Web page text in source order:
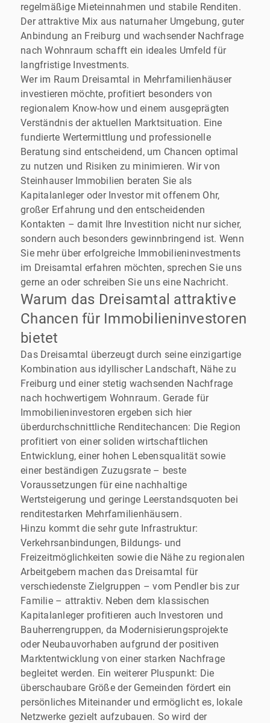
regelmäßige Mieteinnahmen und stabile Renditen.
Der attraktive Mix aus naturnaher Umgebung, guter
Anbindung an Freiburg und wachsender Nachfrage
nach Wohnraum schafft ein ideales Umfeld für
langfristige Investments.
Wer im Raum Dreisamtal in Mehrfamilienhäuser
investieren möchte, profitiert besonders von
regionalem Know-how und einem ausgeprägten
Verständnis der aktuellen Marktsituation. Eine
fundierte Wertermittlung und professionelle
Beratung sind entscheidend, um Chancen optimal
zu nutzen und Risiken zu minimieren. Wir von
Steinhauser Immobilien beraten Sie als
Kapitalanleger oder Investor mit offenem Ohr,
großer Erfahrung und den entscheidenden
Kontakten – damit Ihre Investition nicht nur sicher,
sondern auch besonders gewinnbringend ist. Wenn
Sie mehr über erfolgreiche Immobilieninvestments
im Dreisamtal erfahren möchten, sprechen Sie uns
gerne an oder schreiben Sie uns eine Nachricht.
Warum das Dreisamtal attraktive
Chancen für Immobilieninvestoren
bietet
Das Dreisamtal überzeugt durch seine einzigartige
Kombination aus idyllischer Landschaft, Nähe zu
Freiburg und einer stetig wachsenden Nachfrage
nach hochwertigem Wohnraum. Gerade für
Immobilieninvestoren ergeben sich hier
überdurchschnittliche Renditechancen: Die Region
profitiert von einer soliden wirtschaftlichen
Entwicklung, einer hohen Lebensqualität sowie
einer beständigen Zuzugsrate – beste
Voraussetzungen für eine nachhaltige
Wertsteigerung und geringe Leerstandsquoten bei
renditestarken Mehrfamilienhäusern.
Hinzu kommt die sehr gute Infrastruktur:
Verkehrsanbindungen, Bildungs- und
Freizeitmöglichkeiten sowie die Nähe zu regionalen
Arbeitgebern machen das Dreisamtal für
verschiedenste Zielgruppen – vom Pendler bis zur
Familie – attraktiv. Neben dem klassischen
Kapitalanleger profitieren auch Investoren und
Bauherrengruppen, da Modernisierungsprojekte
oder Neubauvorhaben aufgrund der positiven
Marktentwicklung von einer starken Nachfrage
begleitet werden. Ein weiterer Pluspunkt: Die
überschaubare Größe der Gemeinden fördert ein
persönliches Miteinander und ermöglicht es, lokale
Netzwerke gezielt aufzubauen. So wird der